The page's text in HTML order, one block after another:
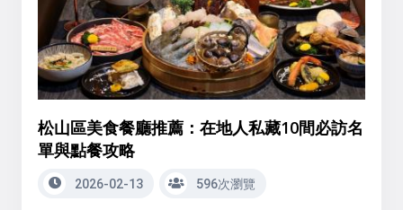
松山區美食餐廳推薦：在地人私藏10間必訪名
單與點餐攻略
2026-02-13 596次瀏覽